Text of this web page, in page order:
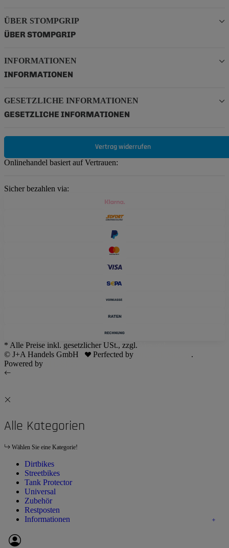
ÜBER STOMPGRIP
ÜBER STOMPGRIP
INFORMATIONEN
INFORMATIONEN
GESETZLICHE INFORMATIONEN
GESETZLICHE INFORMATIONEN
Vertrag widerrufen
Onlinehandel basiert auf Vertrauen:
Sicher bezahlen via:
* Alle Preise inkl. gesetzlicher USt., zzgl.
© J+A Handels GmbH
Perfected by
.
Powered by
Alle Kategorien
Wählen Sie eine Kategorie!
Dirtbikes
Streetbikes
Tank Protector
Universal
Zubehör
Restposten
Informationen